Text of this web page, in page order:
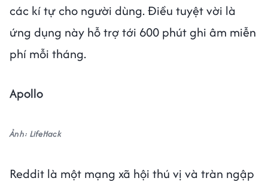
các kí tự cho người dùng. Điều tuyệt vời là
ứng dụng này hỗ trợ tới 600 phút ghi âm miễn
phí mỗi tháng.
Apollo
Ảnh: LifeHack
Reddit là một mạng xã hội thú vị và tràn ngập